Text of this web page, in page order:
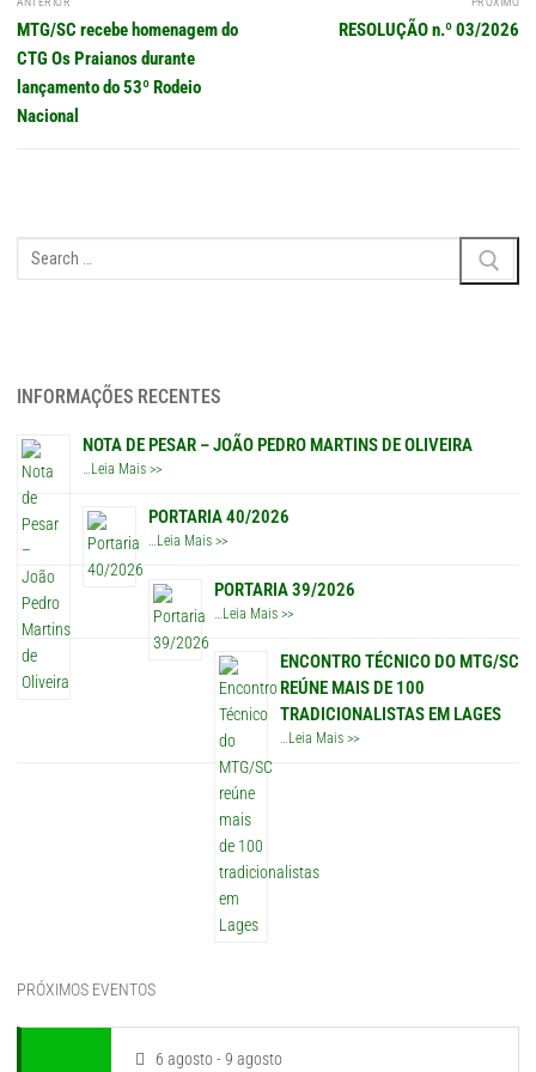
de
Post
Post
anterior:
MTG/SC recebe homenagem do
CTG Os Praianos durante
lançamento do 53º Rodeio
Nacional
Próximo
RESOLUÇÃO n.º 03/2026
Pesquisar
por:
INFORMAÇÕES RECENTES
NOTA DE PESAR – JOÃO PEDRO MARTINS DE OLIVEIRA
…Leia Mais >>
PORTARIA 40/2026
…Leia Mais >>
PORTARIA 39/2026
Leia Mais >>
ENCONTRO TÉCNICO DO MTG/SC
REÚNE MAIS DE 100
TRADICIONALISTAS EM LAGES
…Leia Mais >>
PRÓXIMOS EVENTOS
6 agosto - 9 agosto